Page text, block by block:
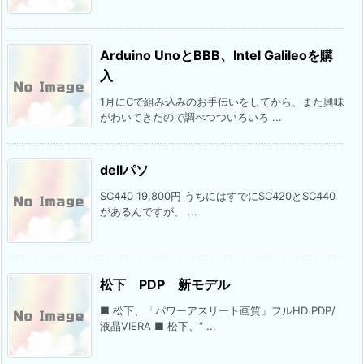
Arduino UnoとBBB、Intel Galileoを購
入
1月にCで組み込みのお手伝いをしてから、また興味
がわいてきたので調べつついろいろ ...
dellパソ
SC440 19,800円 うちにはすでにSC420とSC440
があるんですが、 ...
松下 PDP 新モデル
■ 松下、「パワーアスリート画質」フルHD PDP/
液晶VIERA ■ 松下、“ ...